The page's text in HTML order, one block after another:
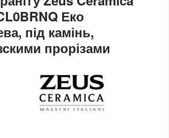
Еко
під камінь,
прорізами